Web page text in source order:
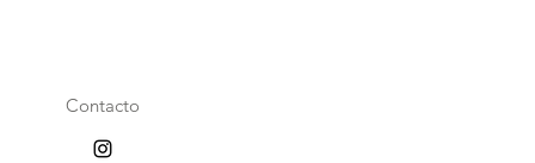
Contacto